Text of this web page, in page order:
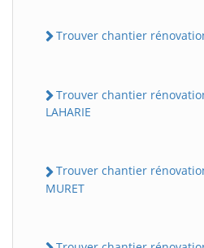
Trouver chantier rénovation
Trouver chantier
LAHARIE
Trouver chantier
MURET